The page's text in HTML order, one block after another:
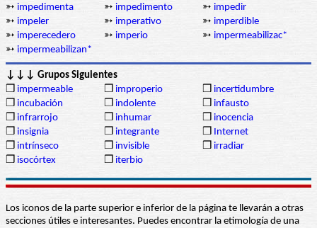
➳ impedimenta ➳ impedimento ➳ impedir
➳ impeler ➳ imperativo ➳ imperdible
➳ imperecedero ➳ imperio ➳ impermeabilizac*
➳ impermeabilizan*
↓↓↓ Grupos Siguientes
❒ impermeable ❒ improperio ❒ incertidumbre
❒ incubación ❒ indolente ❒ infausto
❒ infrarrojo ❒ inhumar ❒ inocencia
❒ insignia ❒ integrante ❒ Internet
❒ intrínseco ❒ invisible ❒ irradiar
❒ isocórtex ❒ iterbio
Los iconos de la parte superior e inferior de la página te llevarán a otras
secciones útiles e interesantes. Puedes encontrar la etimología de una